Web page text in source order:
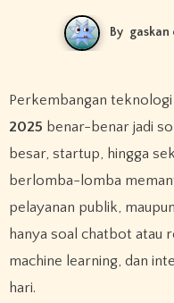
By
Perkembangan teknologi
2025 benar-benar jadi
besar, startup, hingga
berlomba-lomba
pelayanan publik,
hanya soal chatbot atau
machine learning, dan
hari.